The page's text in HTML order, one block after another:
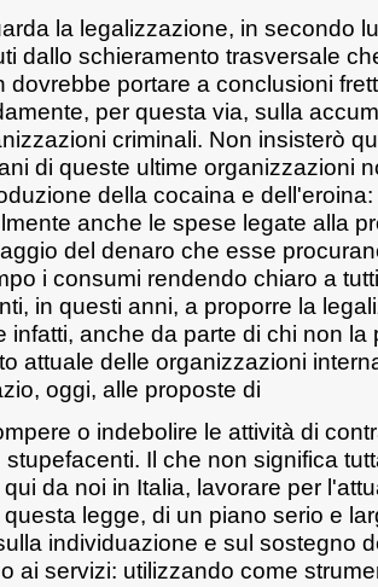
la legalizzazione, in secondo
dallo schieramento trasversale
dovrebbe portare a conclusioni
per questa via, sulla
criminali. Non insisterò
di queste ultime organizzazioni
della cocaina e
anche le spese legate alla
del denaro che esse
i consumi rendendo chiaro a
in questi anni, a proporre la
infatti, anche da parte di chi non
attuale delle organizzazioni
oggi, alle proposte di
o indebolire le attività di
stupefacenti. Il che non significa
da noi in Italia, lavorare per
legge, di un piano serio e
individuazione e sul sostegno
ai servizi: utilizzando come